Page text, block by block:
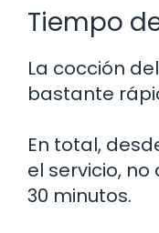
Tiempo
La cocción
bastante
En total,
el servicio,
30 minutos.